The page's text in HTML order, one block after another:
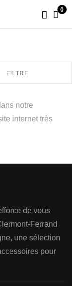
0
FILTRE
notre
internet très
de vous
Ferrand
une sélection
pour